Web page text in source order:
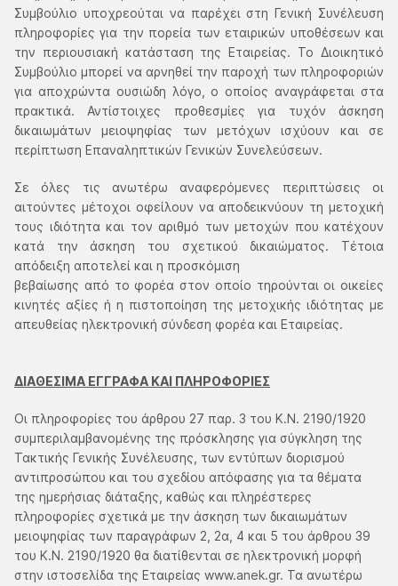
Συμβούλιο υποχρεούται να παρέχει στη Γενική Συνέλευση
πληροφορίες για την πορεία των εταιρικών υποθέσεων και
την περιουσιακή κατάσταση της Εταιρείας. Το Διοικητικό
Συμβούλιο μπορεί να αρνηθεί την παροχή των πληροφοριών
για αποχρώντα ουσιώδη λόγο, ο οποίος αναγράφεται στα
πρακτικά. Αντίστοιχες προθεσμίες για τυχόν άσκηση
δικαιωμάτων μειοψηφίας των μετόχων ισχύουν και σε
περίπτωση Επαναληπτικών Γενικών Συνελεύσεων.
Σε όλες τις ανωτέρω αναφερόμενες περιπτώσεις οι
αιτούντες μέτοχοι οφείλουν να αποδεικνύουν τη μετοχική
τους ιδιότητα και τον αριθμό των μετοχών που κατέχουν
κατά την άσκηση του σχετικού δικαιώματος. Τέτοια
απόδειξη αποτελεί και η προσκόμιση
βεβαίωσης από το φορέα στον οποίο τηρούνται οι οικείες
κινητές αξίες ή η πιστοποίηση της μετοχικής ιδιότητας με
απευθείας ηλεκτρονική σύνδεση φορέα και Εταιρείας.
ΔΙΑΘΕΣΙΜΑ ΕΓΓΡΑΦΑ ΚΑΙ ΠΛΗΡΟΦΟΡΙΕΣ
Οι πληροφορίες του άρθρου 27 παρ. 3 του Κ.Ν. 2190/1920
συμπεριλαμβανομένης της πρόσκλησης για σύγκληση της
Τακτικής Γενικής Συνέλευσης, των εντύπων διορισμού
αντιπροσώπου και του σχεδίου απόφασης για τα θέματα
της ημερήσιας διάταξης, καθώς και πληρέστερες
πληροφορίες σχετικά με την άσκηση των δικαιωμάτων
μειοψηφίας των παραγράφων 2, 2α, 4 και 5 του άρθρου 39
του Κ.Ν. 2190/1920 θα διατίθενται σε ηλεκτρονική μορφή
στην ιστοσελίδα της Εταιρείας www.anek.gr. Τα ανωτέρω